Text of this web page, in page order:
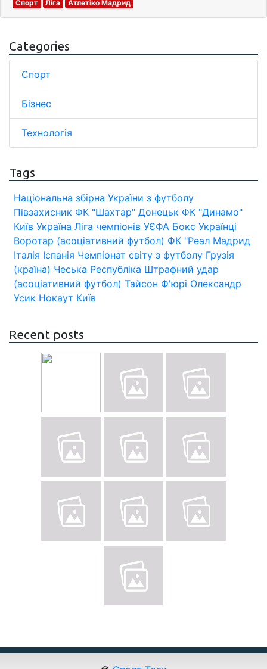
Спорт Ліга Атлетіко Мадрид
Categories
Спорт
Бізнес
Технологія
Tags
Національна збірна України з футболу
Півзахисник ФК "Шахтар" Донецьк ФК "Динамо"
Київ Україна Ліга чемпіонів УЄФА Бокс Українці
Воротар (асоціативний футбол) ФК "Реал Мадрид
Італія Іспанія Чемпіонат світу з футболу Грузія
(країна) Чеська Республіка Штрафний удар
(асоціативний футбол) Тайсон Ф'юрі Олександр
Усик Нокаут Київ
Recent posts